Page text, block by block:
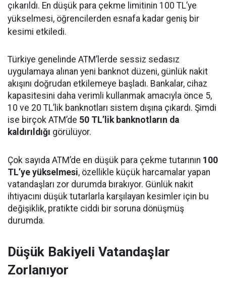
çıkarıldı. En düşük para çekme limitinin 100 TL’ye
yükselmesi, öğrencilerden esnafa kadar geniş bir
kesimi etkiledi.
Türkiye genelinde ATM’lerde sessiz sedasız
uygulamaya alınan yeni banknot düzeni, günlük nakit
akışını doğrudan etkilemeye başladı. Bankalar, cihaz
kapasitesini daha verimli kullanmak amacıyla önce 5,
10 ve 20 TL’lik banknotları sistem dışına çıkardı. Şimdi
ise birçok ATM’de 50 TL’lik banknotların da
kaldırıldığı görülüyor.
Çok sayıda ATM’de en düşük para çekme tutarının 100
TL’ye yükselmesi, özellikle küçük harcamalar yapan
vatandaşları zor durumda bırakıyor. Günlük nakit
ihtiyacını düşük tutarlarla karşılayan kesimler için bu
değişiklik, pratikte ciddi bir soruna dönüşmüş
durumda.
Düşük Bakiyeli Vatandaşlar
Zorlanıyor